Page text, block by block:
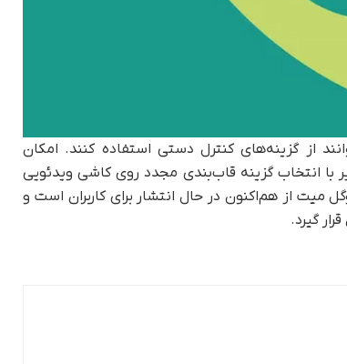
از گزینه‌های کنترل دستی استفاده کنند. امکان
انتخاب گزینه قاب‌بندی مجدد روی کاشی ویدئویی
میت از هم‌اکنون در حال انتشار برای کاربران است و